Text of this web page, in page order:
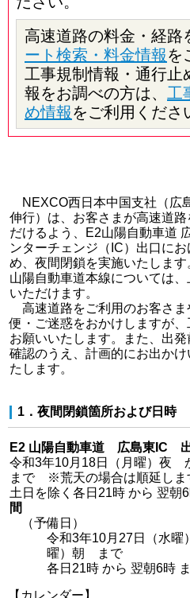
高速道路の料金・経路
ート検索・料金情報を
工事規制情報・通行止
報をお調べの方は、 工
め情報をご利用くださ
NEXCO西日本中国支社（広
伸行）は、お客さまが高速道
だけるよう、E2山陽自動車道
ンターチェンジ（IC）出口に
め、夜間閉鎖を実施いたしま
山陽自動車道本線については
いただけます。
高速道路をご利用のお客さ
便・ご迷惑をおかけしますが
お願いいたします。また、出
確認のうえ、計画的にお出か
たします。
1．夜間閉鎖箇所および日時
E2 山陽自動車道 広島東IC
令和3年10月18日（月曜）夜
まで ※荒天の場合は順延しま
土日を除く各日21時 から 翌
間
（予備日）
令和3年10月27日（水
曜）朝 まで
各日21時 から 翌朝6時
【カレンダー】